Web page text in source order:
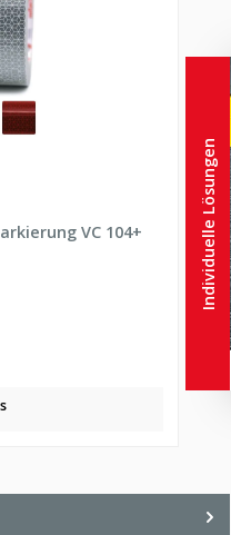
VC 104+
Individuelle Lösungen